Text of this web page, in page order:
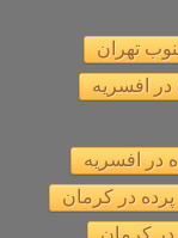
تهران
افسریه
در افسریه
پرده در کرمان